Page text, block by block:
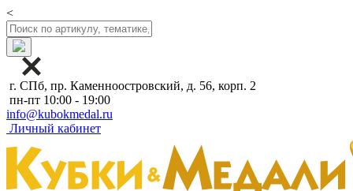
<
г. СПб, пр. Каменноостровский, д. 56, корп. 2
пн-пт 10:00 - 19:00
info@kubokmedal.ru
Личный кабинет